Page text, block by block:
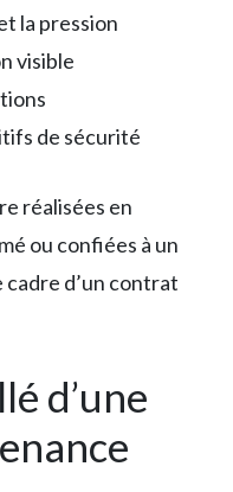
la pression
visible
de sécurité
réalisées en
ou confiées à un
d’un contrat
d’une